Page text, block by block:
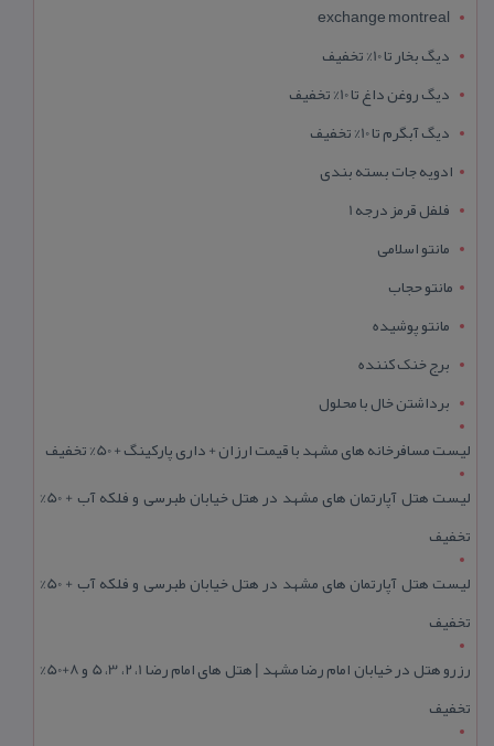
exchange montreal
دیگ بخار تا 10% تخفیف
دیگ روغن داغ تا 10% تخفیف
دیگ آبگرم تا 10% تخفیف
ادویه جات بسته بندی
فلفل قرمز درجه 1
مانتو اسلامی
مانتو حجاب
مانتو پوشیده
برج خنک کننده
برداشتن خال با محلول
لیست مسافرخانه های مشهد با قیمت ارزان + داری پارکینگ + 50% تخفیف
لیست هتل آپارتمان های مشهد در هتل خیابان طبرسی و فلکه آب + 50%
تخفیف
لیست هتل آپارتمان های مشهد در هتل خیابان طبرسی و فلکه آب + 50%
تخفیف
رزرو هتل در خیابان امام رضا مشهد | هتل‌ های امام رضا 1، 2، 3، 5 و 8+50%
تخفیف